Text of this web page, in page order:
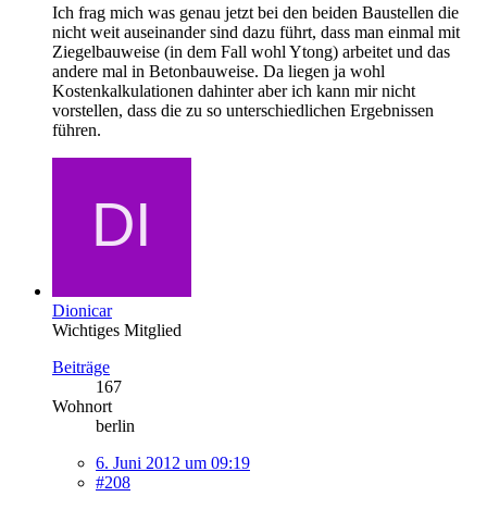
Ich frag mich was genau jetzt bei den beiden Baustellen die
nicht weit auseinander sind dazu führt, dass man einmal mit
Ziegelbauweise (in dem Fall wohl Ytong) arbeitet und das
andere mal in Betonbauweise. Da liegen ja wohl
Kostenkalkulationen dahinter aber ich kann mir nicht
vorstellen, dass die zu so unterschiedlichen Ergebnissen
führen.
Dionicar
Wichtiges Mitglied
Beiträge
167
Wohnort
berlin
6. Juni 2012 um 09:19
#208